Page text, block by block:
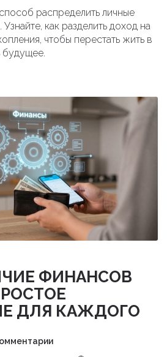
распределить личные
как разделить доход на
чтобы перестать жить в
будущее.
ФИНАНСОВ
ДЛЯ КАЖДОГО